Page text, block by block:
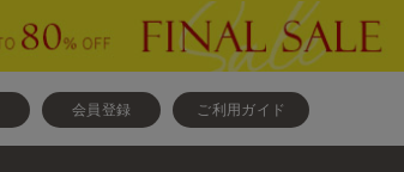
会員登録 ご利用ガイド